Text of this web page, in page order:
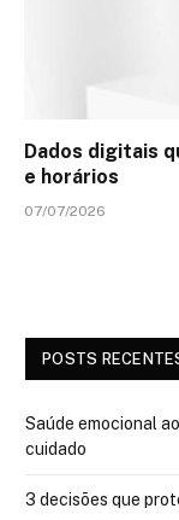
Dados digitais
e horários
07/07/2026
POSTS
Saúde emocional
cuidado
3 decisões que